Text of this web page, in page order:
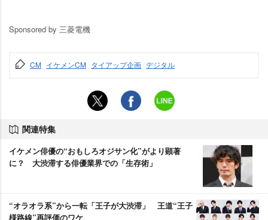
Sponsored by 三菱電機
CM イケメンCM タイアップ企画 デジタル
関連特集
イケメン俳優の“おもしろオジサン化”がより顕著
に？ 大渋滞する俳優業界での「生存術」
“オラオラ系”から一転「王子が大渋滞」 王道“王子
様路線”再評価のワケ